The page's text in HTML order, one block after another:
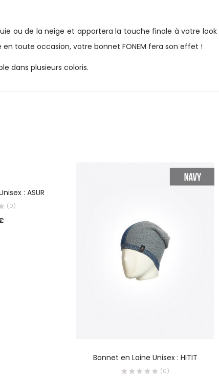
ou de la neige et apportera la touche finale à votre look
toute occasion, votre bonnet FONEM fera son effet !
dans plusieurs coloris.
: ASUR
(0)
Bonnet en Laine Unisex : HITIT
(0)